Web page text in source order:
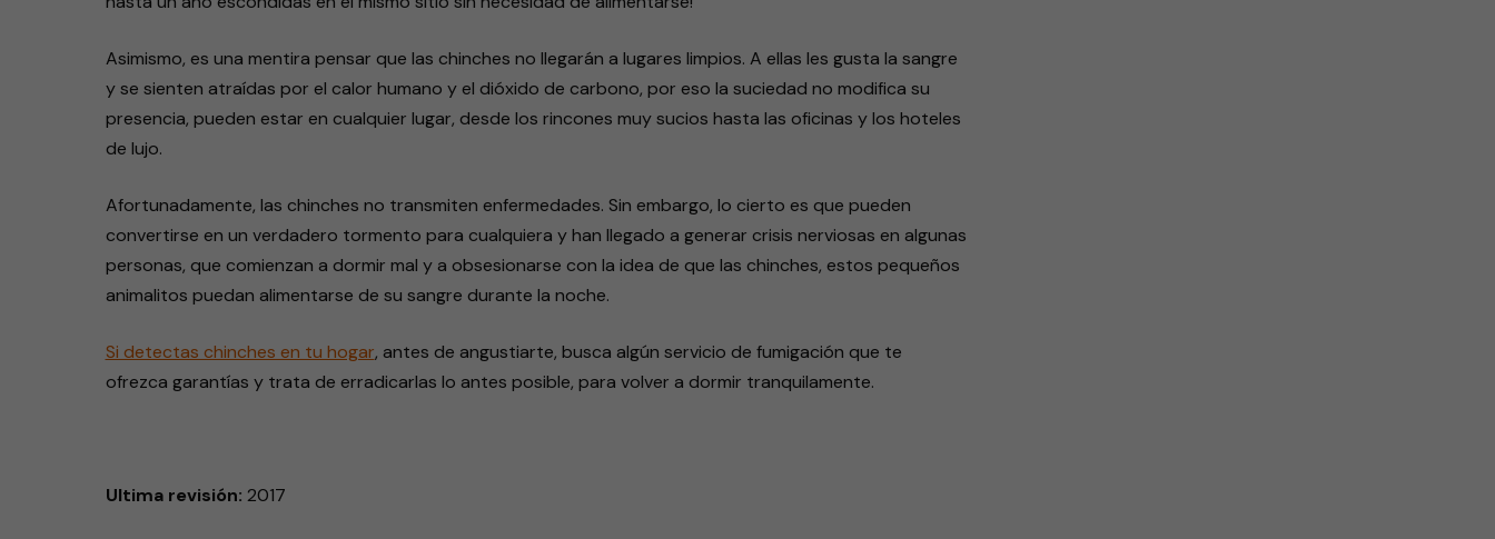
Asimismo, es una mentira pensar que las chinches no llegarán a lugares limpios. A ellas les gusta la sangre
y se sienten atraídas por el calor humano y el dióxido de carbono, por eso la suciedad no modifica su
presencia, pueden estar en cualquier lugar, desde los rincones muy sucios hasta las oficinas y los hoteles
de lujo.
Afortunadamente, las chinches no transmiten enfermedades. Sin embargo, lo cierto es que pueden
convertirse en un verdadero tormento para cualquiera y han llegado a generar crisis nerviosas en algunas
personas, que comienzan a dormir mal y a obsesionarse con la idea de que las chinches, estos pequeños
animalitos puedan alimentarse de su sangre durante la noche.
Si detectas chinches en tu hogar, antes de angustiarte, busca algún servicio de fumigación que te
ofrezca garantías y trata de erradicarlas lo antes posible, para volver a dormir tranquilamente.
Ultima revisión: 2017